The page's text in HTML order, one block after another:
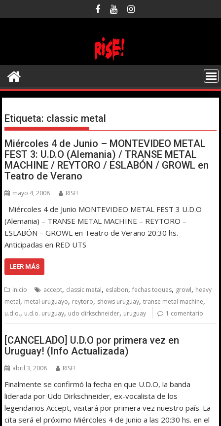
al
Etiqueta: classic metal
Miércoles 4 de Junio – MONTEVIDEO METAL
FEST 3: U.D.O (Alemania) / TRANSE METAL
MACHINE / REYTORO / ESLABÓN / GROWL en
Teatro de Verano
mayo 4, 2008 RISE!
Miércoles 4 de Junio MONTEVIDEO METAL FEST 3 U.D.O
(Alemania) – TRANSE METAL MACHINE – REYTORO –
ESLABÓN – GROWL en Teatro de Verano 20:30 hs.
Anticipadas en RED UTS
LEER MÁS
Inicio accept, classic metal, eslabon,fechas toques, growl, heavy
metal, metal uruguayo, reytoro, shows uruguay,transe metal machine,
u.d.o., u.d.o. uruguay, udo dirkschneider, uruguay 1 comentario
[CANCELADO] U.D.O por primera vez en
Uruguay! (Info Actualizada)
abril 3, 2008 RISE!
Finalmente se confirmó la fecha en que U.D.O, la banda
liderada por Udo Dirkschneider, ex-vocalista de los
legendarios Accept, visitará por primera vez nuestro país. La
cita será el próximo Miércoles 4 de Junio a las 20:30 hs. en el